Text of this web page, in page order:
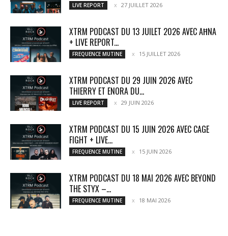
LIVE REPORT 27 JUILLET 2026
XTRM PODCAST DU 13 JUILET 2026 AVEC AĦNA
+ LIVE REPORT...
FREQUENCE MUTINE 15 JUILLET 2026
XTRM PODCAST DU 29 JUIN 2026 AVEC
THIERRY ET ENORA DU...
LIVE REPORT 29 JUIN 2026
XTRM PODCAST DU 15 JUIN 2026 AVEC CAGE
FIGHT + LIVE...
FREQUENCE MUTINE 15 JUIN 2026
XTRM PODCAST DU 18 MAI 2026 AVEC BEYOND
THE STYX –...
FREQUENCE MUTINE 18 MAI 2026